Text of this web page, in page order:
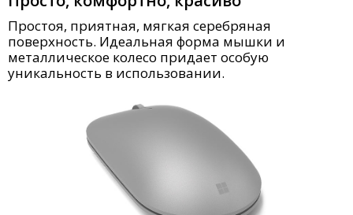
Простоя, приятная, мягкая серебряная
поверхность. Идеальная форма мышки и
металлическое колесо придает особую
уникальность в использовании.